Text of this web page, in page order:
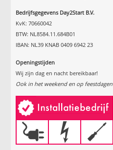
Bedrijfsgegevens Day2Start B.V.
KvK: 70660042
BTW: NL8584.11.684B01
IBAN: NL39 KNAB 0409 6942 23
Openingstijden
Wij zijn dag en nacht bereikbaar!
Ook in het weekend en op feestdagen